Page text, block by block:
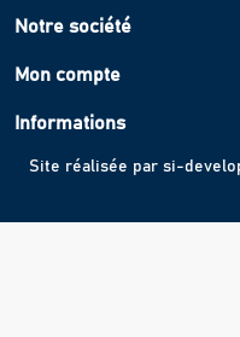
Notre société
Mon compte
Informations
Site réalisée par si-